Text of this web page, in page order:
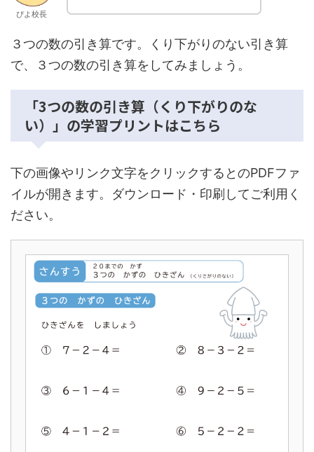
ぴよ校長
３つの数の引き算です。くり下がりのない引き算
で、３つの数の引き算をしてみましょう。
「3つの数の引き算（くり下がりのな
い）」の学習プリントはこちら
下の画像やリンク文字をクリックするとのPDFファ
イルが開きます。ダウンロード・印刷してご利用く
ださい。